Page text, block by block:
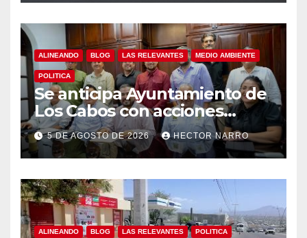
ALINEANDO BLOG LAS RELEVANTES MEDIO AMBIENTE
POLITICA
Se anticipa Ayuntamiento de
Los Cabos con acciones
preventivas ante lluvias en el
centro histórico
5 DE AGOSTO DE 2026 HECTOR NARRO
ALINEANDO BLOG LAS RELEVANTES POLITICA